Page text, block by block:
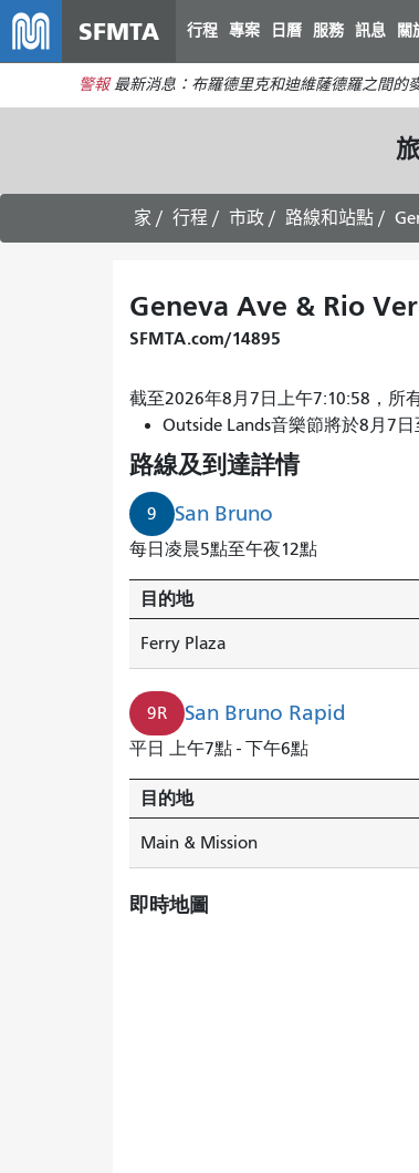
SFMTA 行程 專案 日曆 服務 訊息 關
警報 最新消息：布羅德里克和迪維薩德羅之間的
家 行程 市政 路線和站點
Geneva Ave & Rio
SFMTA.com/14895
截至2026年8月7日上午7:10:58，所
Outside Lands音樂節將於8月7
路線及到達詳情
9 San Bruno
每日凌晨5點至午夜12點
目的地
Ferry Plaza
9R San Bruno Rapid
平日 上午7點 - 下午6點
目的地
Main & Mission
即時地圖